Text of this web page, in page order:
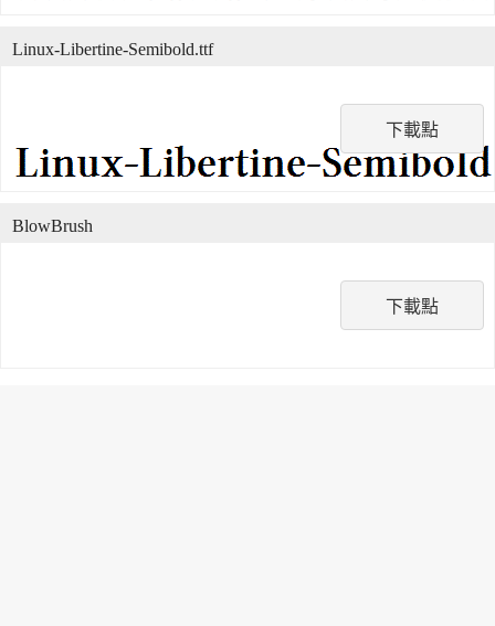
下載點
Linux-Libertine-Semibold.ttf
下載點
BlowBrush